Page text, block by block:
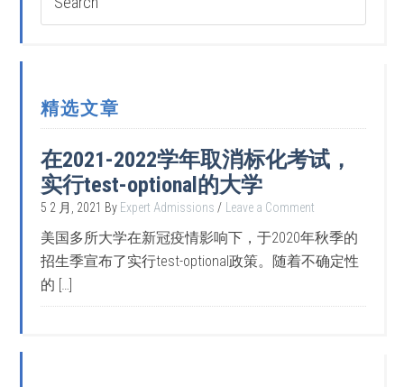
精选文章
在2021-2022学年取消标化考试，
实行test-optional的大学
5 2 月, 2021 By Expert Admissions Leave a Comment
美国多所大学在新冠疫情影响下，于2020年秋季的
招生季宣布了实行test-optional政策。随着不确定性
的 […]